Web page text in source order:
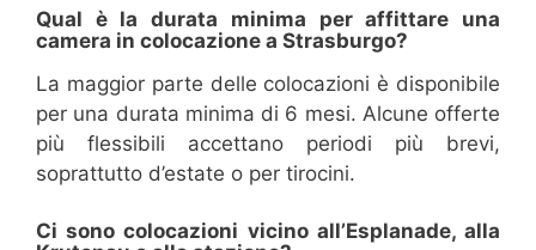
Qual è la durata minima per affittare una
camera in colocazione a Strasburgo?
La maggior parte delle colocazioni è disponibile
per una durata minima di 6 mesi. Alcune offerte
più flessibili accettano periodi più brevi,
soprattutto d’estate o per tirocini.
Ci sono colocazioni vicino all’Esplanade, alla